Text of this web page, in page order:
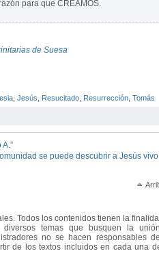
para que CREAMOS.
de Suesa
Jesús Resucitado Resurrección Tomás
se puede descubrir a Jesús
Todos los contenidos tienen la
diversos temas que busquen la
no se hacen responsables
de los textos incluidos en cada una